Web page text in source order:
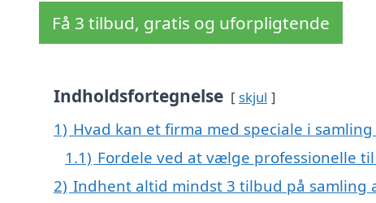
Få 3 tilbud, gratis og uforpligtende
Indholdsfortegnelse skjul
1) Hvad kan et firma med speciale i
1.1) Fordele ved at vælge professionelle
2) Indhent altid mindst 3 tilbud på samling